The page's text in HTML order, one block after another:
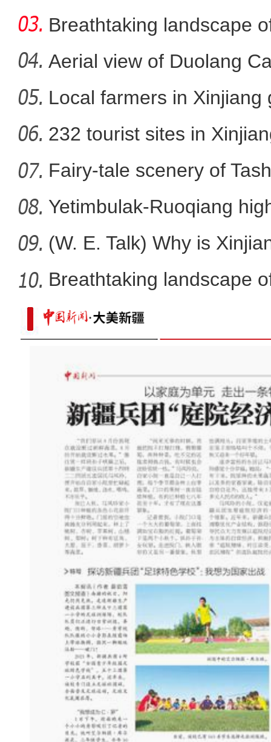
新疆阿克苏边境管理支队民
【坐标中国】中国跨度——
Breathtaking landscape
Aerial view of Duolang
Local farmers in Xinjiang
232 tourist sites in
Fairy-tale scenery of
Yetimbulak-Ruoqiang
ope
(W. E. Talk) Why is
Breathtaking landscape